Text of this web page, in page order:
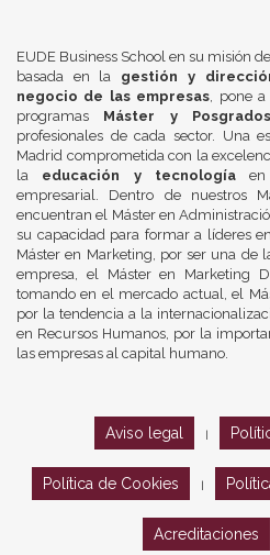
EUDE Business School en su misión
basada en la gestión y
negocio de las empresas, pone a
programas Máster y Posgrados
profesionales de cada sector. Una
Madrid comprometida con la
la educación y tecnologíaen
empresarial. Dentro de nuestros
encuentran el Máster en
su capacidad para formar a líderes
Máster en Marketing, por ser una de
empresa, el Máster en Marketing
tomando en el mercado actual, el
por la tendencia a la
en Recursos Humanos, por la
las empresas al capital humano.
Aviso legal
Política de Cookies
Acreditaciones